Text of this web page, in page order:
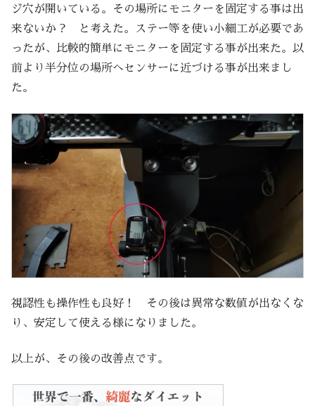
ジ穴が開いている。その場所にモニターを固定する事は出
来ないか？ と考えた。ステー等を使い小細工が必要であ
ったが、比較的簡単にモニターを固定する事が出来た。以
前より半分位の場所へセンサーに近づける事が出来まし
た。
視認性も操作性も良好！ その後は異常な数値が出なくな
り、安定して使える様になりました。
以上が、その後の改善点です。